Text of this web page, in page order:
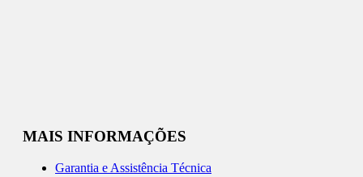
MAIS INFORMAÇÕES
Garantia e Assistência Técnica